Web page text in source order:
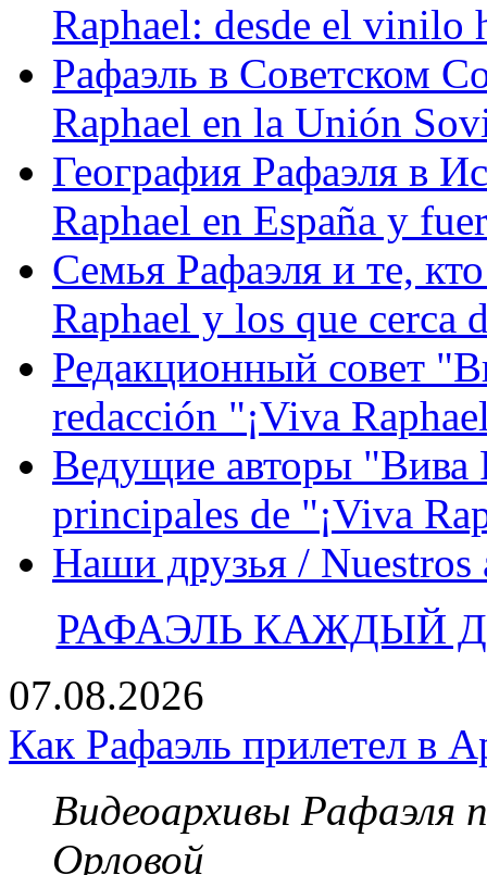
Raphael: desde el vinilo
Рафаэль в Советском
Raphael en la Unión
География Рафаэля в
Raphael en España y
Семья Рафаэля и те,
Raphael y los que cerca
Редакционный совет
redacción "¡Viva
Ведущие авторы "Вива
principales de "¡Viva
Наши друзья / Nuestros
РАФАЭЛЬ КАЖДЫЙ
07.08.2026
Как Рафаэль прилетел в
Видеоархивы Рафаэля
Орловой